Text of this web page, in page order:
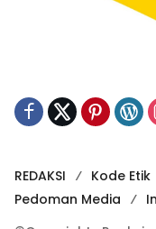
REDAKSI Kode Etik
Pedoman Media